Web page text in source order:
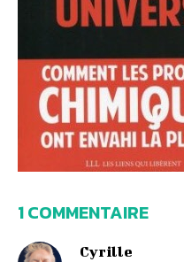
1 COMMENTAIRE
Cyrille